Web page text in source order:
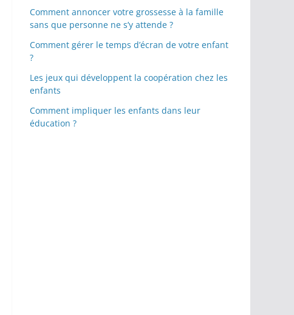
Comment annoncer votre grossesse à la famille
sans que personne ne s’y attende ?
Comment gérer le temps d’écran de votre enfant
?
Les jeux qui développent la coopération chez les
enfants
Comment impliquer les enfants dans leur
éducation ?